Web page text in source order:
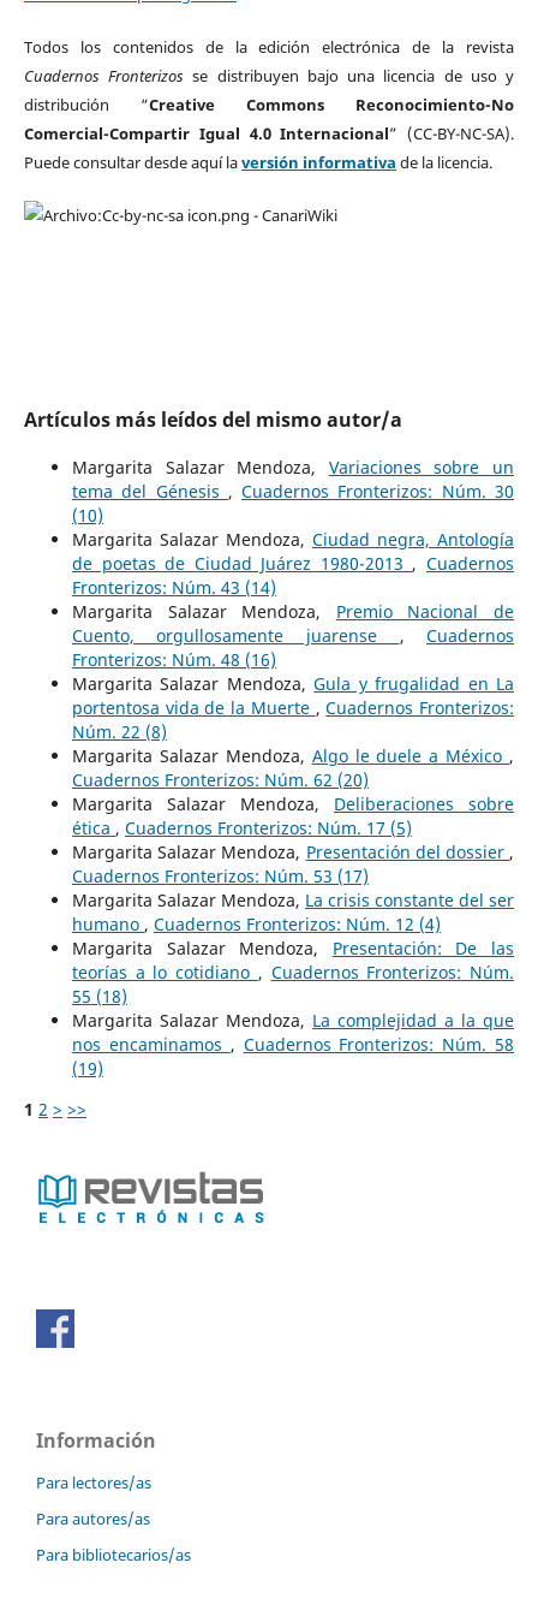
Todos los contenidos de la edición electrónica de la revista
Cuadernos Fronterizos se distribuyen bajo una licencia de uso y
distribución “Creative Commons Reconocimiento-No
Comercial-Compartir Igual 4.0 Internacional” (CC-BY-NC-SA).
Puede consultar desde aquí laversión informativa de la licencia.
Artículos más leídos del mismo autor/a
Margarita Salazar Mendoza, Variaciones sobre un
tema del Génesis ,Cuadernos Fronterizos: Núm. 30
(10)
Margarita Salazar Mendoza,Ciudad negra, Antología
de poetas de Ciudad Juárez 1980-2013 ,Cuadernos
Fronterizos: Núm. 43 (14)
Margarita Salazar Mendoza, Premio Nacional de
Cuento, orgullosamente juarense ,Cuadernos
Fronterizos: Núm. 48 (16)
Margarita Salazar Mendoza,Gula y frugalidad en La
portentosa vida de la Muerte ,Cuadernos Fronterizos:
Núm. 22 (8)
Margarita Salazar Mendoza, Algo le duele a México ,
Cuadernos Fronterizos: Núm. 62 (20)
Margarita Salazar Mendoza, Deliberaciones sobre
ética , Cuadernos Fronterizos: Núm. 17 (5)
Margarita Salazar Mendoza, Presentación del dossier ,
Cuadernos Fronterizos: Núm. 53 (17)
Margarita Salazar Mendoza, La crisis constante del ser
humano , Cuadernos Fronterizos: Núm. 12 (4)
Margarita Salazar Mendoza, Presentación: De las
teorías a lo cotidiano , Cuadernos Fronterizos: Núm.
55 (18)
Margarita Salazar Mendoza, La complejidad a la que
nos encaminamos , Cuadernos Fronterizos: Núm. 58
(19)
1 2 > >>
Información
Para lectores/as
Para autores/as
Para bibliotecarios/as